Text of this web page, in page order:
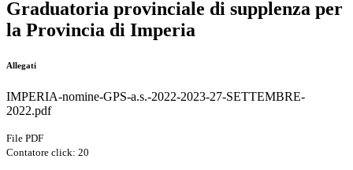
Graduatoria provinciale di supplenza per
la Provincia di Imperia
Allegati
IMPERIA-nomine-GPS-a.s.-2022-2023-27-SETTEMBRE-
2022.pdf
File PDF
Contatore click: 20